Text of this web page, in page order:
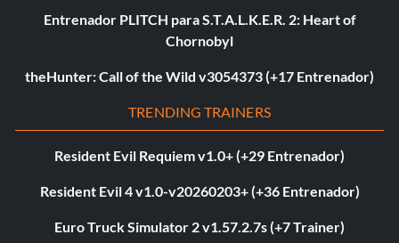
Entrenador PLITCH para S.T.A.L.K.E.R. 2: Heart of
Chornobyl
theHunter: Call of the Wild v3054373 (+17 Entrenador)
TRENDING TRAINERS
Resident Evil Requiem v1.0+ (+29 Entrenador)
Resident Evil 4 v1.0-v20260203+ (+36 Entrenador)
Euro Truck Simulator 2 v1.57.2.7s (+7 Trainer)